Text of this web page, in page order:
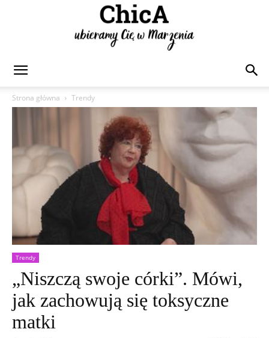
Strona główna
Trendy
Trendy
„Niszczą swoje córki”. Mówi,
jak zachowują się toksyczne
matki